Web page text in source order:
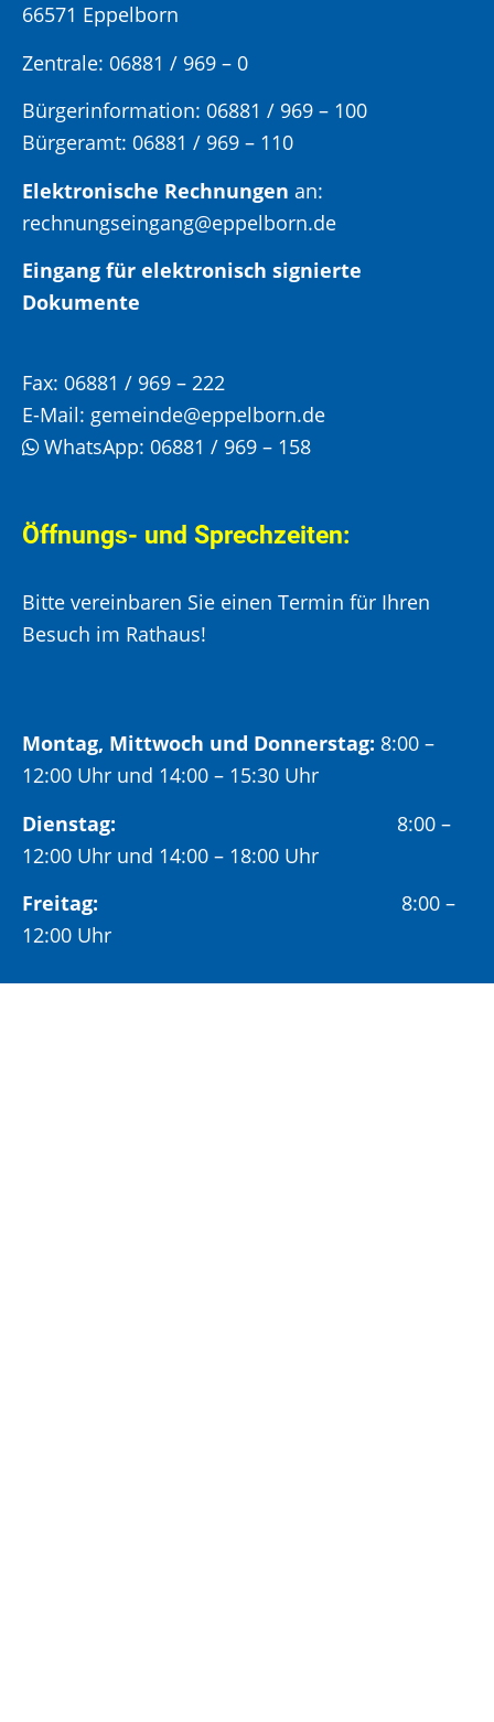
66571 Eppelborn
Zentrale: 06881 / 969 – 0
Bürgerinformation: 06881 / 969 – 100
Bürgeramt: 06881 / 969 – 110
Elektronische Rechnungen an:
rechnungseingang@eppelborn.de
Eingang für elektronisch signierte
Dokumente
Fax: 06881 / 969 – 222
E-Mail: gemeinde@eppelborn.de
WhatsApp: 06881 / 969 – 158
Öffnungs- und Sprechzeiten:
Bitte vereinbaren Sie einen Termin für Ihren
Besuch im Rathaus!
Montag, Mittwoch und Donnerstag: 8:00 –
12:00 Uhr und 14:00 – 15:30 Uhr
Dienstag: 8:00 –
12:00 Uhr und 14:00 – 18:00 Uhr
Freitag:
8:00 –
12:00 Uhr